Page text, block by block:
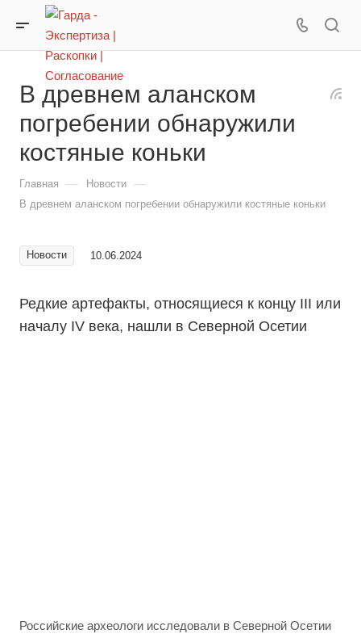
В древнем аланском
погребении обнаружили
костяные коньки
Главная — Новости —
В древнем аланском погребении обнаружили костяные коньки
Новости 10.06.2024
Редкие артефакты, относящиеся к концу III или
началу IV века, нашли в Северной Осетии
Российские археологи исследовали в Северной Осетии